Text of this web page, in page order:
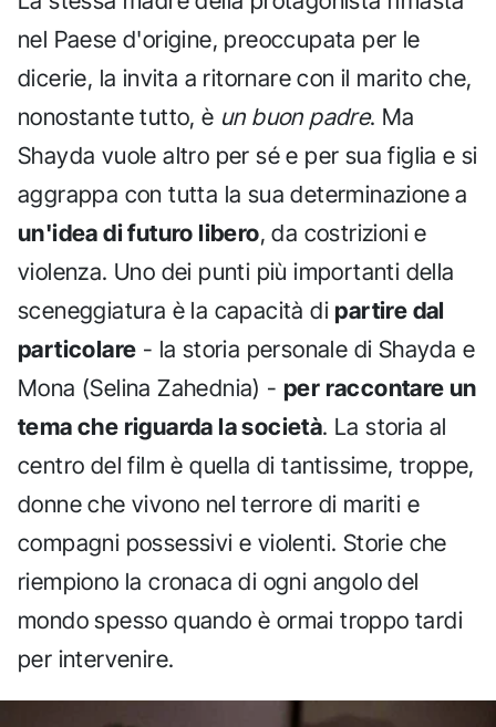
nel Paese d'origine, preoccupata per le
dicerie, la invita a ritornare con il marito che,
nonostante tutto, è un buon padre. Ma
Shayda vuole altro per sé e per sua figlia e si
aggrappa con tutta la sua determinazione a
un'idea di futuro libero, da costrizioni e
violenza. Uno dei punti più importanti della
sceneggiatura è la capacità di partire dal
particolare - la storia personale di Shayda e
Mona (Selina Zahednia) - per raccontare un
tema che riguarda la società. La storia al
centro del film è quella di tantissime, troppe,
donne che vivono nel terrore di mariti e
compagni possessivi e violenti. Storie che
riempiono la cronaca di ogni angolo del
mondo spesso quando è ormai troppo tardi
per intervenire.